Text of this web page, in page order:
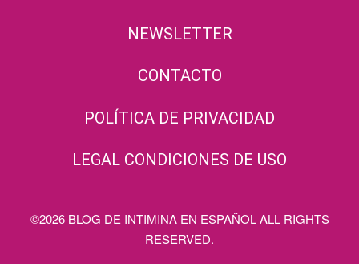
NEWSLETTER
CONTACTO
POLÍTICA DE PRIVACIDAD
LEGAL CONDICIONES DE USO
©2026 BLOG DE INTIMINA EN ESPAÑOL ALL RIGHTS
RESERVED.